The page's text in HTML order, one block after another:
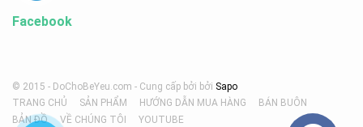
Facebook
© 2015 - DoChoBeYeu.com - Cung cấp bởi bởi Sapo
TRANG CHỦ
SẢN PHẨM HƯỚNG DẪN MUA HÀNG
BÁN BUÔN
BẢN ĐỒ
VỀ CHÚNG TÔI YOUTUBE